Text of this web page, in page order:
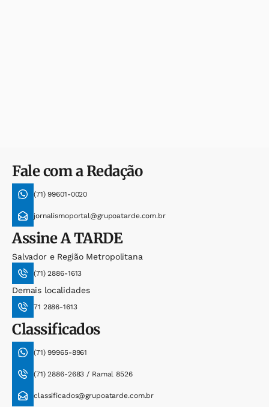
Fale com a Redação
(71) 99601-0020
jornalismoportal@grupoatarde.com.br
AssineA TARDE
Salvador e Região Metropolitana
(71) 2886-1613
Demais localidades
71 2886-1613
Classificados
(71) 99965-8961
(71) 2886-2683 / Ramal 8526
classificados@grupoatarde.com.br